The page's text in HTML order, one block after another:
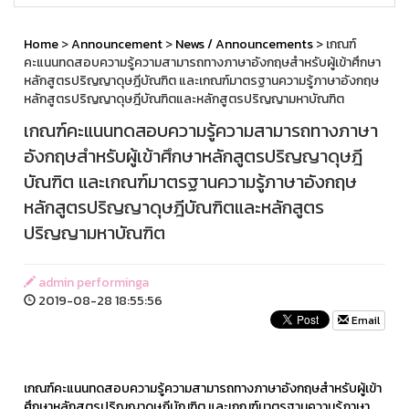
Home>Announcement>News / Announcements> เกณฑ์
คะแนนทดสอบความรู้ความสามารถทางภาษาอังกฤษสำหรับผู้เข้าศึกษา
หลักสูตรปริญญาดุษฎีบัณฑิต และเกณฑ์มาตรฐานความรู้ภาษาอังกฤษ
หลักสูตรปริญญาดุษฎีบัณฑิตและหลักสูตรปริญญามหาบัณฑิต
เกณฑ์คะแนนทดสอบความรู้ความสามารถทางภาษา
อังกฤษสำหรับผู้เข้าศึกษาหลักสูตรปริญญาดุษฎี
บัณฑิต และเกณฑ์มาตรฐานความรู้ภาษาอังกฤษ
หลักสูตรปริญญาดุษฎีบัณฑิตและหลักสูตร
ปริญญามหาบัณฑิต
admin performinga
2019-08-28 18:55:56
Email
เกณฑ์คะแนนทดสอบความรู้ความสามารถทางภาษาอังกฤษสำหรับผู้เข้า